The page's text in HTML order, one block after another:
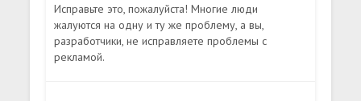
Исправьте это, пожалуйста! Многие люди
жалуются на одну и ту же проблему, а вы,
разработчики, не исправляете проблемы с
рекламой.